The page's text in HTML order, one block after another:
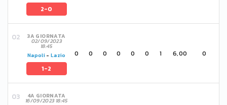
2-0
3A GIORNATA
02/09/2023
18:45
Napoli -Lazio
1-2
0 0 0 0 0 0 1 6,00 0
4A GIORNATA
16/09/2023 18:45